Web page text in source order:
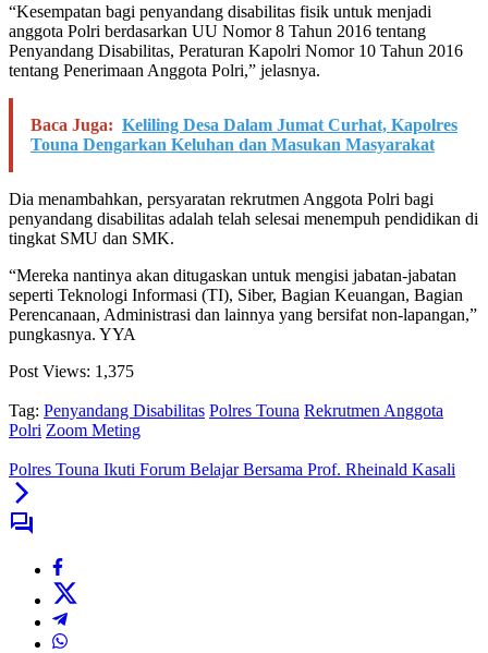
“Kesempatan bagi penyandang disabilitas fisik untuk menjadi
anggota Polri berdasarkan UU Nomor 8 Tahun 2016 tentang
Penyandang Disabilitas, Peraturan Kapolri Nomor 10 Tahun 2016
tentang Penerimaan Anggota Polri,” jelasnya.
Baca Juga: Keliling Desa Dalam Jumat Curhat, Kapolres
Touna Dengarkan Keluhan dan Masukan Masyarakat
Dia menambahkan, persyaratan rekrutmen Anggota Polri bagi
penyandang disabilitas adalah telah selesai menempuh pendidikan di
tingkat SMU dan SMK.
“Mereka nantinya akan ditugaskan untuk mengisi jabatan-jabatan
seperti Teknologi Informasi (TI), Siber, Bagian Keuangan, Bagian
Perencanaan, Administrasi dan lainnya yang bersifat non-lapangan,”
pungkasnya. YYA
Post Views: 1,375
Tag: Penyandang Disabilitas Polres Touna Rekrutmen Anggota
Polri Zoom Meting
Polres Touna Ikuti Forum Belajar Bersama Prof. Rheinald Kasali